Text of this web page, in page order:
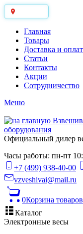
Главная
Товары
Доставка и
Статьи
Контакты
Акции
Сотрудничество
Меню
Официальный дилер
Часы работы: пн-пт
+7 (499) 938-40-00
vzveshivai@mail.ru
0Корзина товаров
Каталог
Электронные весы